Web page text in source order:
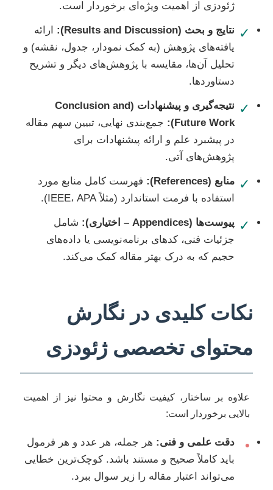
ژئودزی از اهمیت ویژه‌ای برخوردار است.
✓ نتایج و بحث (Results and Discussion):
ارائه
یافته‌های پژوهش (به کمک نمودار، جدول، نقشه) و
تحلیل آن‌ها، مقایسه با پژوهش‌های دیگر و تشریح
دستاوردها.
✓
نتیجه‌گیری و پیشنهادات (Conclusion and
Future Work):
جمع‌بندی نهایی، تبیین سهم مقاله
در پیشبرد علم و ارائه پیشنهادات برای
پژوهش‌های آتی.
✓ منابع (References):
فهرست کامل منابع مورد
استفاده با فرمت استاندارد (مثلاً IEEE، APA).
✓ پیوست‌ها (Appendices – اختیاری):
شامل
جزئیات فنی، کدهای برنامه‌نویسی یا داده‌های
حجیم که به درک بهتر مقاله کمک می‌کند.
نکات کلیدی در نگارش
محتوای تخصصی ژئودزی
علاوه بر ساختار، کیفیت نگارش و محتوا نیز از اهمیت
بالایی برخوردار است:
• دقت علمی و فنی: هر جمله، هر عدد و هر فرمول
باید کاملاً صحیح و مستند باشد. کوچک‌ترین خطایی
می‌تواند اعتبار مقاله را زیر سوال ببرد.